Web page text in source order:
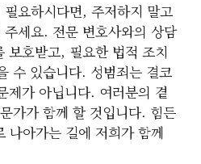
요하시다면, 주저하지 말고
세요. 전문 변호사와의 상담
보호받고, 필요한 법적 조치
수 있습니다. 성범죄는 결코
제가 아닙니다. 여러분의 곁
가가 함께 할 것입니다. 힘든
나아가는 길에 저희가 함께